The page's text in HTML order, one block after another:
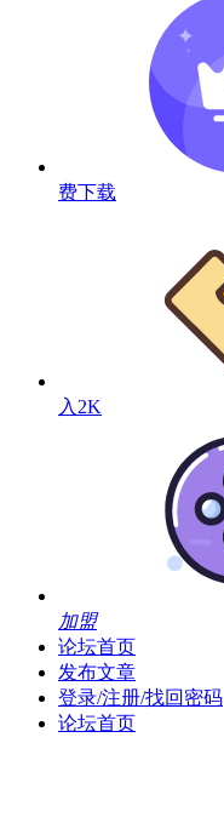
费下载
入2K
加盟
论坛首页
发布文章
登录/注册/找回密码
论坛首页